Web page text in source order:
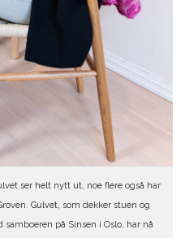
ser helt nytt ut, noe flere også har
Gulvet, som dekker stuen og
på Sinsen i Oslo, har nå